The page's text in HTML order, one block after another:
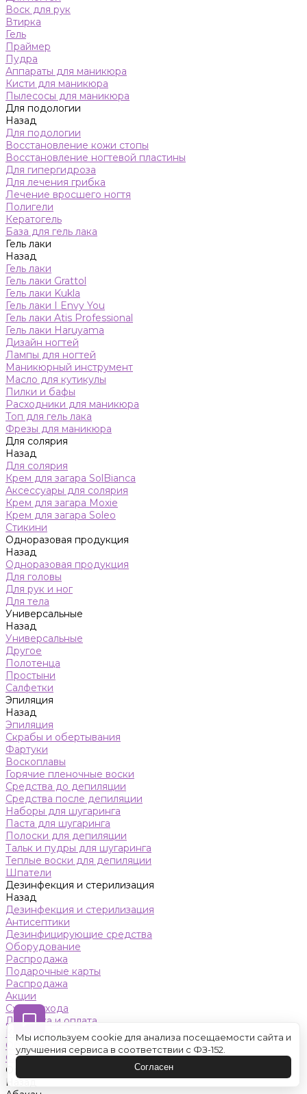
Воск для рук
Втирка
Гель
Праймер
Пудра
Аппараты для маникюра
Кисти для маникюра
Пылесосы для маникюра
Для подологии
Назад
Для подологии
Восстановление кожи стопы
Восстановление ногтевой пластины
Для гипергидроза
Для лечения грибка
Лечение вросшего ногтя
Полигели
Кератогель
База для гель лака
Гель лаки
Назад
Гель лаки
Гель лаки Grattol
Гель лаки Kukla
Гель лаки I Envy You
Гель лаки Atis Professional
Гель лаки Haruyama
Дизайн ногтей
Лампы для ногтей
Маникюрный инструмент
Масло для кутикулы
Пилки и бафы
Расходники для маникюра
Топ для гель лака
Фрезы для маникюра
Для солярия
Назад
Для солярия
Крем для загара SolBianca
Аксессуары для солярия
Крем для загара Moxie
Крем для загара Soleo
Стикини
Одноразовая продукция
Назад
Одноразовая продукция
Для головы
Для рук и ног
Для тела
Универсальные
Назад
Универсальные
Другое
Полотенца
Простыни
Салфетки
Эпиляция
Назад
Эпиляция
Скрабы и обертывания
Фартуки
Воскоплавы
Горячие пленочные воски
Средства до депиляции
Средства после депиляции
Наборы для шугаринга
Паста для шугаринга
Полоски для депиляции
Тальк и пудры для шугаринга
Теплые воски для депиляции
Шпатели
Дезинфекция и стерилизация
Назад
Дезинфекция и стерилизация
Антисептики
Дезинфицирующие средства
Оборудование
Распродажа
Подарочные карты
Распродажа
Акции
Схемы ухода
Доставка и оплата
Контакты
Обучение
Салон красоты
Оренбург
Назад
Мы используем cookie для анализа посещаемости сайта и
улучшения сервиса в соответствии с ФЗ-152.
Согласен